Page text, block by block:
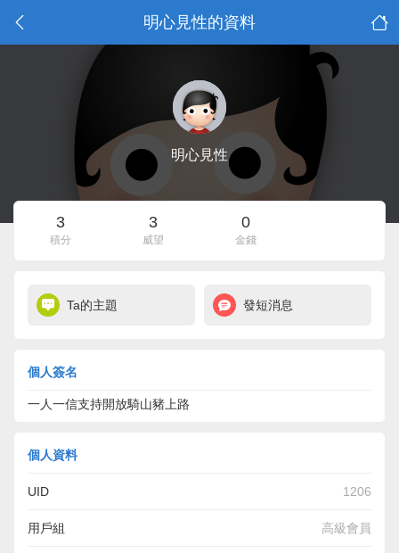
明心見性的資料
明心見性
3
積分
3
威望
0
金錢
Ta的主題 發短消息
個人簽名
一人一信支持開放騎山豬上路
個人資料
UID 1206
用戶組 高級會員